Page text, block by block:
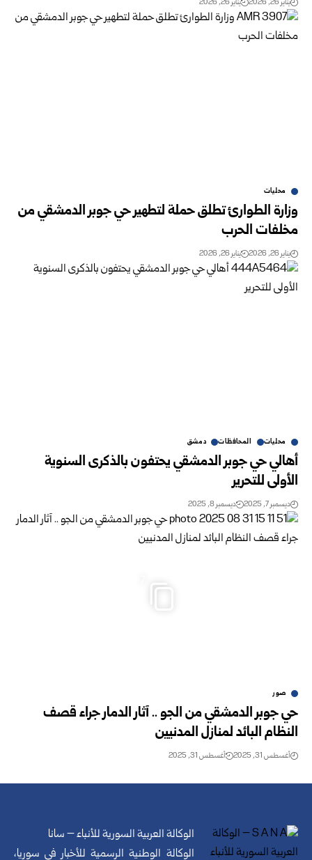
يناير 26, 2026 يناير 26, 2026
محليات
وزارة الطوارئ تطلق حملة لتطهير حي جوبر الدمشقي من
مخلفات الحرب
يناير 26, 2026 يناير 26, 2026
محليات المحافظات دمشق
أهالي حي جوبر الدمشقي يحتفون بالذكرى السنوية
الأولى للتحرير
ديسمبر 7, 2025 ديسمبر 8, 2025
صور
حي جوبر الدمشقي من الجو .. آثار الدمار جراء قصف
النظام البائد لمنازل المدنيين
أغسطس 31, 2025 أغسطس 31, 2025
الوكالة العربية السورية للأنباء – سانا
الوكالة الوطنية الرسمية للأخبار في سوريا،